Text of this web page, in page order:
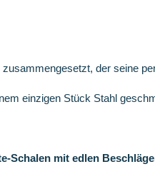
der seine
einzigen Stück Stahl
Schalen mit edlen